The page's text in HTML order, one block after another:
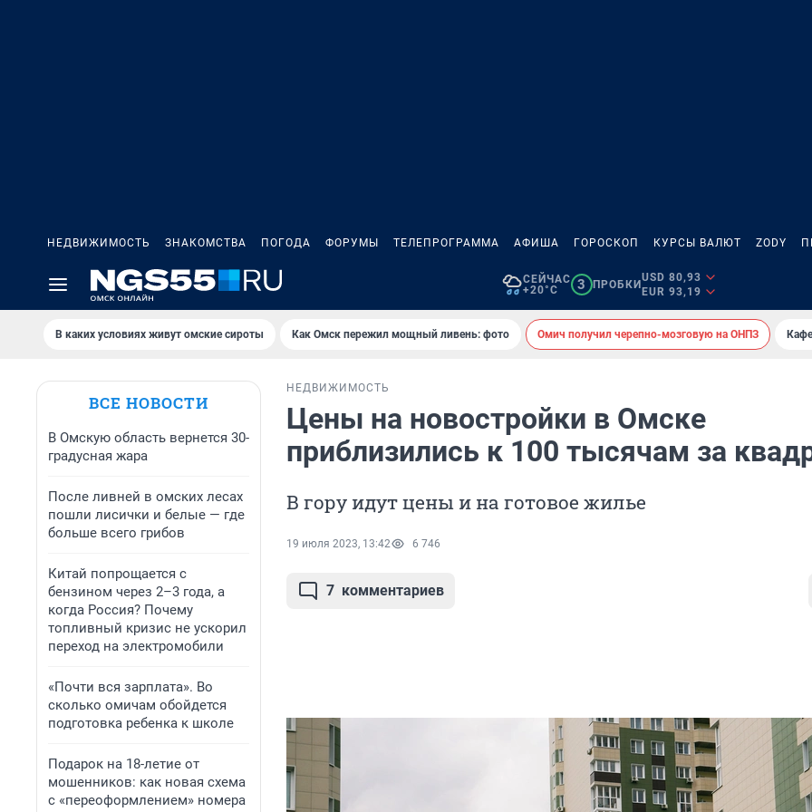
НЕДВИЖИМОСТЬ ЗНАКОМСТВА ПОГОДА ФОРУМЫ ТЕЛЕПРОГРАММА АФИША ГОРОСКОП КУРСЫ ВАЛЮТ ZODY
СЕЙЧАС
+20°C
3 ПРОБКИ
USD 80,93
EUR 93,19
В каких условиях живут омские сироты Как Омск пережил мощный ливень: фото Омич получил черепно-мозговую на ОНПЗ
ВСЕ НОВОСТИ
В Омскую область вернется 30-
градусная жара
После ливней в омских лесах
пошли лисички и белые — где
больше всего грибов
Китай попрощается с
бензином через 2–3 года, а
когда Россия? Почему
топливный кризис не ускорил
переход на электромобили
«Почти вся зарплата». Во
сколько омичам обойдется
подготовка ребенка к школе
Подарок на 18-летие от
мошенников: как новая схема
с «переоформлением» номера
НЕДВИЖИМОСТЬ
Цены на новостройки в Омске
приблизились к 100 тысячам за
В гору идут цены и на готовое жилье
19 июля 2023, 13:42 6 746
7 комментариев